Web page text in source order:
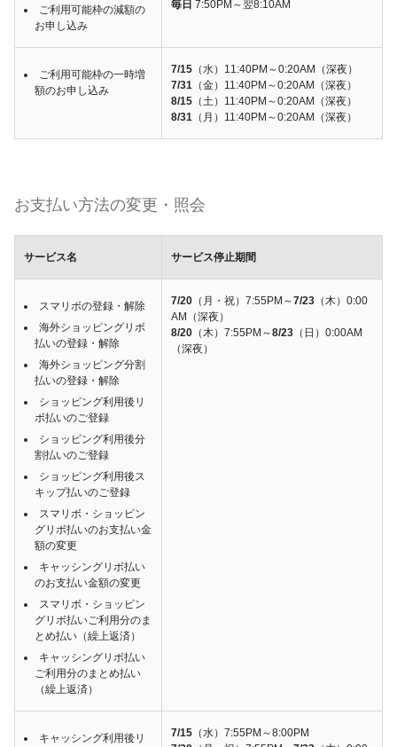
ご利用可能枠の減額の
お申し込み
毎日 7:50PM～翌8:10AM
ご利用可能枠の一時増
額のお申し込み
7/15 （水）11:40PM～0:20AM（深夜）
7/31 （金）11:40PM～0:20AM（深夜）
8/15 （土）11:40PM～0:20AM（深夜）
8/31 （月）11:40PM～0:20AM（深夜）
お支払い方法の変更・照会
サービス名 サービス停止期間
スマリボの登録・解除
海外ショッピングリボ
払いの登録・解除
海外ショッピング分割
払いの登録・解除
ショッピング利用後リ
ボ払いのご登録
ショッピング利用後分
割払いのご登録
ショッピング利用後ス
キップ払いのご登録
スマリボ・ショッピン
グリボ払いのお支払い金
額の変更
キャッシングリボ払い
のお支払い金額の変更
スマリボ・ショッピン
グリボ払いご利用分のま
とめ払い（繰上返済）
キャッシングリボ払い
ご利用分のまとめ払い
（繰上返済）
7/20 （月・祝）7:55PM～7/23 （木）0:00
AM（深夜）
8/20 （木）7:55PM～8/23 （日）0:00AM
（深夜）
キャッシング利用後リ
7/15 （水）7:55PM～8:00PM